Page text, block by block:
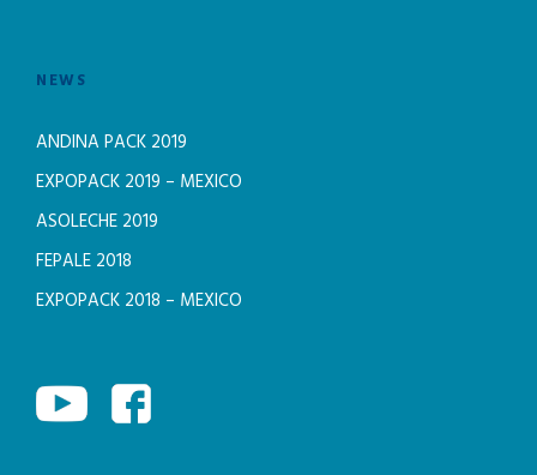
NEWS
ANDINA PACK 2019
EXPOPACK 2019 – MEXICO
ASOLECHE 2019
FEPALE 2018
EXPOPACK 2018 – MEXICO